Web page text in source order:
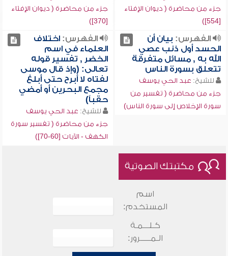
جزء من محاضرة ( ديوان الإفتاء
[554])
جزء من محاضرة ( ديوان الإفتاء
[370])
الفهرس: بيان أن
الحسد أول ذنب عصي
الله به , مسائل متفرقة
تتعلق بسورة الناس
للشيخ: عبد الحي يوسف
جزء من محاضرة ( تفسير من
سورة الإخلاص إلى سورة الناس)
الفهرس:اختلاف
العلماء في اسم
الخضر , تفسير قوله
تعالى: (وإذ قال موسى
لفتاه لا أبرح حتى أبلغ
مجمع البحرين أو أمضي
حقباً)
للشيخ: عبد الحي يوسف
جزء من محاضرة ( تفسير سورة
الكهف - الآيات [60-70])
مكتبتك الصوتية
اسم
المستخدم:
كـلـــمـة
الـمـــــرور: